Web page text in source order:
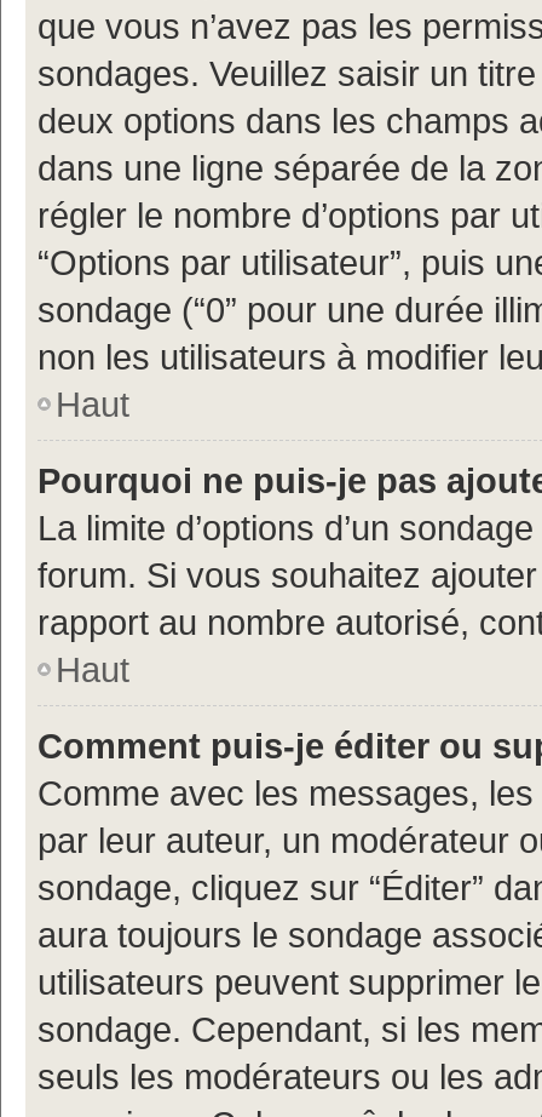
que vous n’avez pas les
sondages. Veuillez saisir un
deux options dans les champs
dans une ligne séparée de la
régler le nombre d’options par
“Options par utilisateur”, puis
sondage (“0” pour une durée
non les utilisateurs à modifier
Haut
Pourquoi ne puis-je pas
La limite d’options d’un
forum. Si vous souhaitez
rapport au nombre autorisé,
Haut
Comment puis-je éditer ou
Comme avec les messages,
par leur auteur, un modérateur
sondage, cliquez sur “Éditer”
aura toujours le sondage
utilisateurs peuvent supprimer
sondage. Cependant, si les
seuls les modérateurs ou les